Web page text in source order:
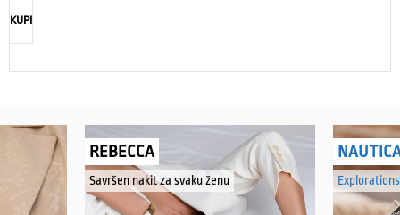
KUPI
REBECCA
Savršen nakit za svaku ženu